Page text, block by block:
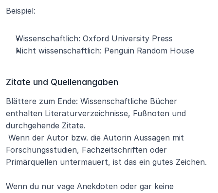
Beispiel:
Wissenschaftlich: Oxford University Press
Nicht wissenschaftlich: Penguin Random House
Zitate und Quellenangaben
Blättere zum Ende: Wissenschaftliche Bücher
enthalten Literaturverzeichnisse, Fußnoten und
durchgehende Zitate.
Forschungsstudien, Fachzeitschriften oder
Primärquellen untermauert, ist das ein gutes Zeichen.
Wenn du nur vage Anekdoten oder gar keine